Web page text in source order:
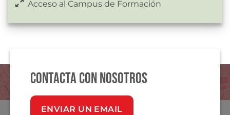
Acceso al Campus de Formación
Contacta con nosotros
ENVIAR UN EMAIL